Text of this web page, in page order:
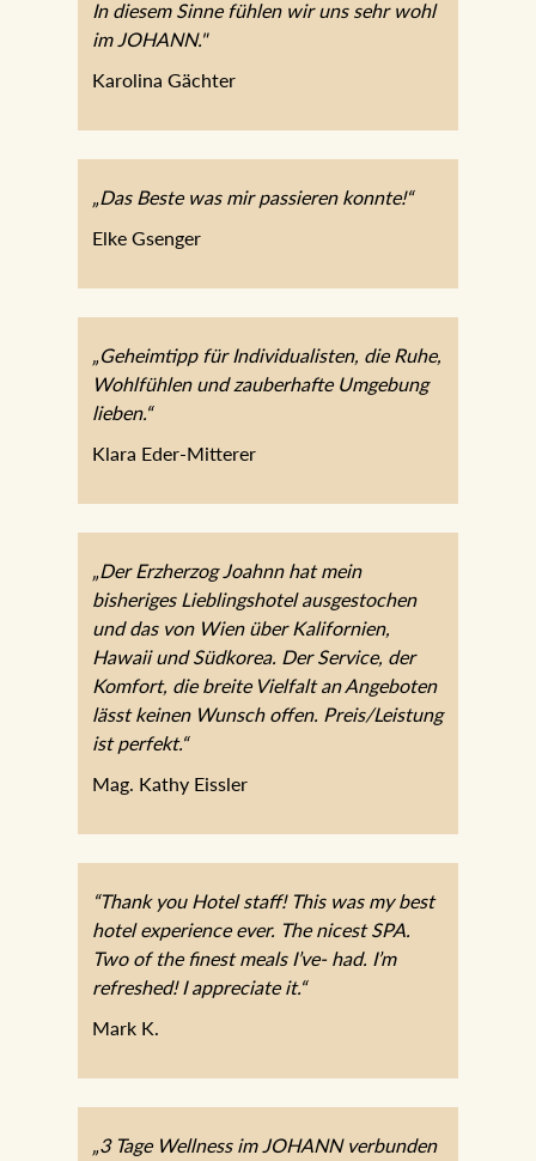
gegenübersteht. In diesem Sinne fühlen
wir uns sehr wohl im JOHANN."
Karolina Gächter
„Das Beste was mir passieren konnte!“
Elke Gsenger
„Geheimtipp für Individualisten, die Ruhe,
Wohlfühlen und zauberhafte Umgebung
lieben.“
Klara Eder-Mitterer
„Der Erzherzog Joahnn hat mein
bisheriges Lieblingshotel ausgestochen
und das von Wien über Kalifornien,
Hawaii und Südkorea. Der Service, der
Komfort, die breite Vielfalt an Angeboten
lässt keinen Wunsch offen.
“Thank you Hotel staff! This was my best
hotel experience ever. The nicest SPA.
Two of the finest meals I’ve- had. I’m